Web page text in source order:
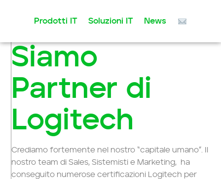
contenuto
Prodotti IT Soluzioni IT News
Siamo
Partner di
Logitech
Crediamo fortemente nel nostro “capitale umano”. Il
nostro team di Sales, Sistemisti e Marketing, ha
conseguito numerose certificazioni Logitech per